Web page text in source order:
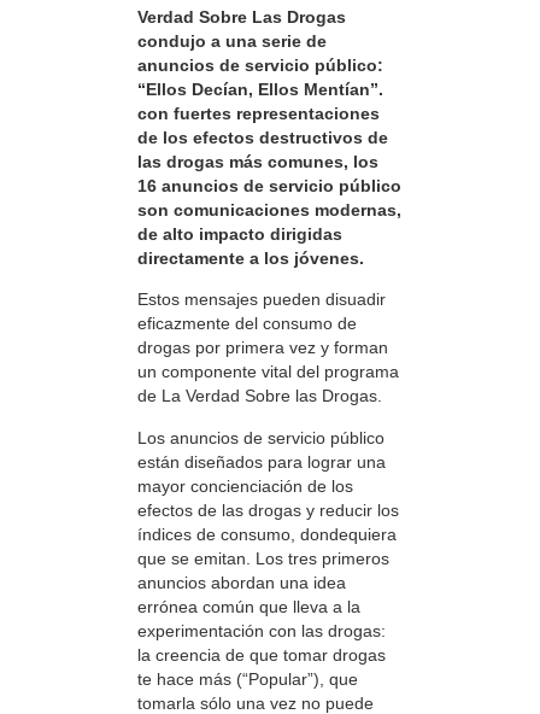
Verdad Sobre Las Drogas
condujo a una serie de
anuncios de servicio público:
“Ellos Decían, Ellos Mentían”.
con fuertes representaciones
de los efectos destructivos de
las drogas más comunes, los
16 anuncios de servicio público
son comunicaciones modernas,
de alto impacto dirigidas
directamente a los jóvenes.
Estos mensajes pueden disuadir
eficazmente del consumo de
drogas por primera vez y forman
un componente vital del programa
de La Verdad Sobre las Drogas.
Los anuncios de servicio público
están diseñados para lograr una
mayor concienciación de los
efectos de las drogas y reducir los
índices de consumo, dondequiera
que se emitan. Los tres primeros
anuncios abordan una idea
errónea común que lleva a la
experimentación con las drogas:
la creencia de que tomar drogas
te hace más (“Popular”), que
tomarla sólo una vez no puede